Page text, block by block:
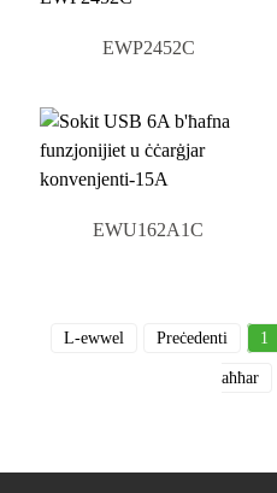
EWP2452C
EWU162A1C
L-ewwel Preċedenti 1
aħħar